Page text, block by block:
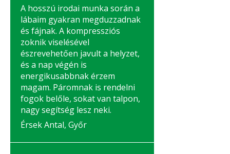
A hosszú irodai munka során a
lábaim gyakran megduzzadnak
és fájnak. A kompressziós
zoknik viselésével
észrevehetően javult a helyzet,
és a nap végén is
energikusabbnak érzem
magam. Páromnak is rendelni
fogok belőle, sokat van talpon,
nagy segítség lesz neki.
Érsek Antal, Győr